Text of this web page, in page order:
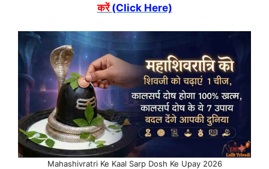
करें(Click Here)
Mahashivratri Ke Kaal Sarp Dosh Ke Upay 2026